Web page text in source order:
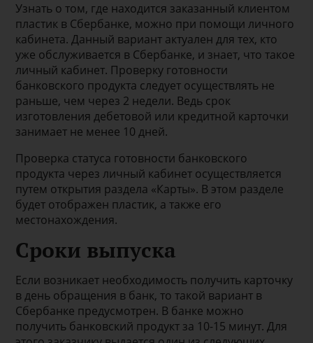
Узнать о том, где находится заказанный клиентом
пластик в Сбербанке, можно при помощи личного
кабинета. Данный вариант актуален для тех, кто
уже обслуживается в Сбербанке, и знает, что такое
личный кабинет. Проверку готовности
банковского продукта следует осуществлять не
раньше, чем через 2 недели. Ведь срок
изготовления дебетовой или кредитной карточки
занимает не менее 10 дней.
Проверка статуса готовности банковского
продукта через личный кабинет осуществляется
путем открытия раздела «Карты». В этом разделе
будет отображен пластик, а также его
местонахождения.
Сроки выпуска
Если возникает необходимость получить карточку
в день обращения в банк, то такой вариант в
Сбербанке предусмотрен. В банке можно
получить банковский продукт за 10-15 минут. Для